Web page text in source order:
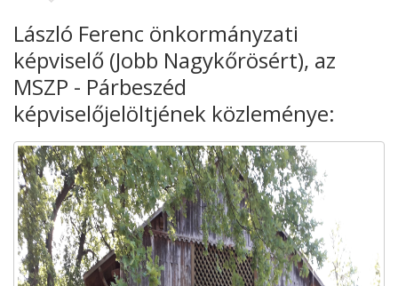
László Ferenc önkormányzati
képviselő (Jobb Nagykőrösért), az
MSZP - Párbeszéd
képviselőjelöltjének közleménye: